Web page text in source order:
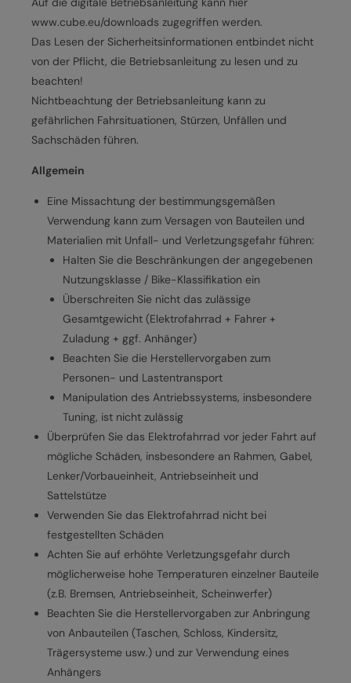
www.cube.eu/downloads zugegriffen werden.
Das Lesen der Sicherheitsinformationen entbindet nicht
von der Pflicht, die Betriebsanleitung zu lesen und zu
beachten!
Nichtbeachtung der Betriebsanleitung kann zu
gefährlichen Fahrsituationen, Stürzen, Unfällen und
Sachschäden führen.
Allgemein
Eine Missachtung der bestimmungsgemäßen
Verwendung kann zum Versagen von Bauteilen und
Materialien mit Unfall- und Verletzungsgefahr führen:
Halten Sie die Beschränkungen der angegebenen
Nutzungsklasse / Bike-Klassifikation ein
Überschreiten Sie nicht das zulässige
Gesamtgewicht (Elektrofahrrad + Fahrer +
Zuladung + ggf. Anhänger)
Beachten Sie die Herstellervorgaben zum
Personen- und Lastentransport
Manipulation des Antriebssystems, insbesondere
Tuning, ist nicht zulässig
Überprüfen Sie das Elektrofahrrad vor jeder Fahrt auf
mögliche Schäden, insbesondere an Rahmen, Gabel,
Lenker/Vorbaueinheit, Antriebseinheit und
Sattelstütze
Verwenden Sie das Elektrofahrrad nicht bei
festgestellten Schäden
Achten Sie auf erhöhte Verletzungsgefahr durch
möglicherweise hohe Temperaturen einzelner Bauteile
(z.B. Bremsen, Antriebseinheit, Scheinwerfer)
Beachten Sie die Herstellervorgaben zur Anbringung
von Anbauteilen (Taschen, Schloss, Kindersitz,
Trägersysteme usw.) und zur Verwendung eines
Anhängers